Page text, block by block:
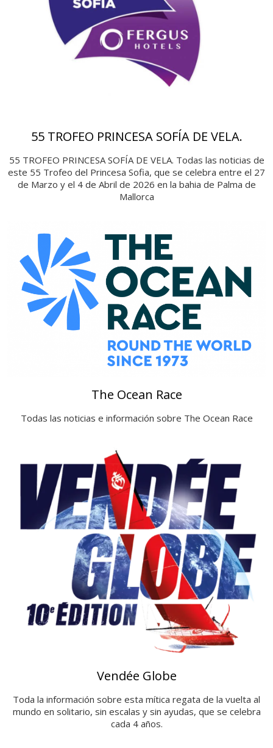
55 TROFEO PRINCESA SOFÍA DE VELA.
55 TROFEO PRINCESA SOFÍA DE VELA. Todas las noticias de
este 55 Trofeo del Princesa Sofia, que se celebra entre el 27
de Marzo y el 4 de Abril de 2026 en la bahia de Palma de
Mallorca
The Ocean Race
Todas las noticias e información sobre The Ocean Race
Vendée Globe
Toda la información sobre esta mítica regata de la vuelta al
mundo en solitario, sin escalas y sin ayudas, que se celebra
cada 4 años.